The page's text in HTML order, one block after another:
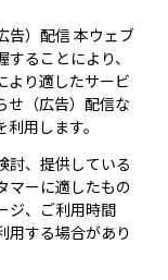
告）配信 本ウェブ
ることにより、
より適したサービ
せ（広告）配信な
用します。
討、提供している
マーに適したもの
ジ、ご利用時間
用する場合があり